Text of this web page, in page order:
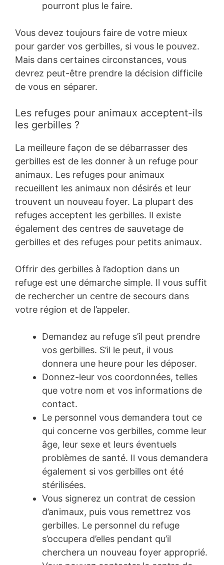
pourront plus le faire.
Vous devez toujours faire de votre mieux
pour garder vos gerbilles, si vous le pouvez.
Mais dans certaines circonstances, vous
devrez peut-être prendre la décision difficile
de vous en séparer.
Les refuges pour animaux acceptent-ils
les gerbilles ?
La meilleure façon de se débarrasser des
gerbilles est de les donner à un refuge pour
animaux. Les refuges pour animaux
recueillent les animaux non désirés et leur
trouvent un nouveau foyer. La plupart des
refuges acceptent les gerbilles. Il existe
également des centres de sauvetage de
gerbilles et des refuges pour petits animaux.
Offrir des gerbilles à l’adoption dans un
refuge est une démarche simple. Il vous suffit
de rechercher un centre de secours dans
votre région et de l’appeler.
Demandez au refuge s’il peut prendre
vos gerbilles. S’il le peut, il vous
donnera une heure pour les déposer.
Donnez-leur vos coordonnées, telles
que votre nom et vos informations de
contact.
Le personnel vous demandera tout ce
qui concerne vos gerbilles, comme leur
âge, leur sexe et leurs éventuels
problèmes de santé. Il vous demandera
également si vos gerbilles ont été
stérilisées.
Vous signerez un contrat de cession
d’animaux, puis vous remettrez vos
gerbilles. Le personnel du refuge
s’occupera d’elles pendant qu’il
cherchera un nouveau foyer approprié.